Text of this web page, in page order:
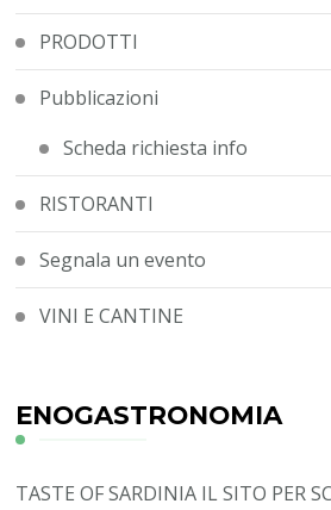
PRODOTTI
Pubblicazioni
Scheda richiesta info
RISTORANTI
Segnala un evento
VINI E CANTINE
ENOGASTRONOMIA
TASTE OF SARDINIA IL SITO PER